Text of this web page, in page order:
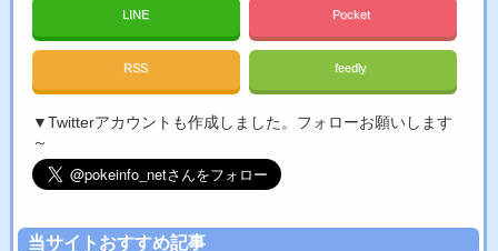
LINE Pocket
RSS feedly
▼Twitterアカウントも作成しました。フォローお願いします
～
当サイトおすすめ記事